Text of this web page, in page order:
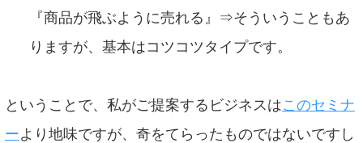
『商品が飛ぶように売れる』⇒そういうこともあ
りますが、基本はコツコツタイプです。
ということで、私がご提案するビジネスはこのセミナ
ーより地味ですが、奇をてらったものではないですし